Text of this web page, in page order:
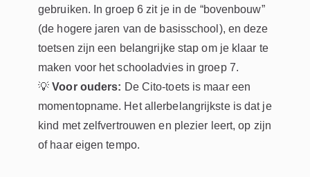
gebruiken. In groep 6 zit je in de “bovenbouw”
(de hogere jaren van de basisschool), en deze
toetsen zijn een belangrijke stap om je klaar te
maken voor het schooladvies in groep 7.
💡Voor ouders: De Cito-toets is maar een
momentopname. Het allerbelangrijkste is dat je
kind met zelfvertrouwen en plezier leert, op zijn
of haar eigen tempo.